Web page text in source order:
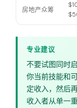
房地产众筹
专业建议
不要试图同时
你当前技能和
定收入，然后
收入者从单一